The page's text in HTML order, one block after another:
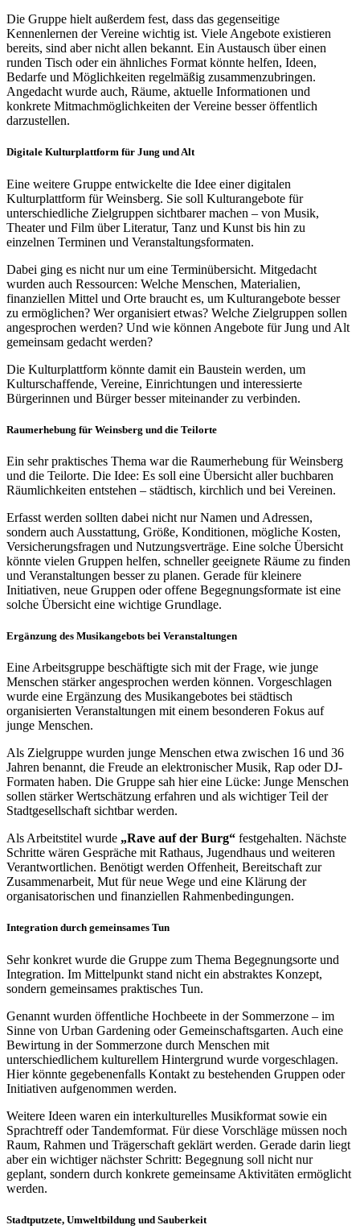
Die Gruppe hielt außerdem fest, dass das gegenseitige
Kennenlernen der Vereine wichtig ist. Viele Angebote existieren
bereits, sind aber nicht allen bekannt. Ein Austausch über einen
runden Tisch oder ein ähnliches Format könnte helfen, Ideen,
Bedarfe und Möglichkeiten regelmäßig zusammenzubringen.
Angedacht wurde auch, Räume, aktuelle Informationen und
konkrete Mitmachmöglichkeiten der Vereine besser öffentlich
darzustellen.
Digitale Kulturplattform für Jung und Alt
Eine weitere Gruppe entwickelte die Idee einer digitalen
Kulturplattform für Weinsberg. Sie soll Kulturangebote für
unterschiedliche Zielgruppen sichtbarer machen – von Musik,
Theater und Film über Literatur, Tanz und Kunst bis hin zu
einzelnen Terminen und Veranstaltungsformaten.
Dabei ging es nicht nur um eine Terminübersicht. Mitgedacht
wurden auch Ressourcen: Welche Menschen, Materialien,
finanziellen Mittel und Orte braucht es, um Kulturangebote besser
zu ermöglichen? Wer organisiert etwas? Welche Zielgruppen sollen
angesprochen werden? Und wie können Angebote für Jung und Alt
gemeinsam gedacht werden?
Die Kulturplattform könnte damit ein Baustein werden, um
Kulturschaffende, Vereine, Einrichtungen und interessierte
Bürgerinnen und Bürger besser miteinander zu verbinden.
Raumerhebung für Weinsberg und die Teilorte
Ein sehr praktisches Thema war die Raumerhebung für Weinsberg
und die Teilorte. Die Idee: Es soll eine Übersicht aller buchbaren
Räumlichkeiten entstehen – städtisch, kirchlich und bei Vereinen.
Erfasst werden sollten dabei nicht nur Namen und Adressen,
sondern auch Ausstattung, Größe, Konditionen, mögliche Kosten,
Versicherungsfragen und Nutzungsverträge. Eine solche Übersicht
könnte vielen Gruppen helfen, schneller geeignete Räume zu finden
und Veranstaltungen besser zu planen. Gerade für kleinere
Initiativen, neue Gruppen oder offene Begegnungsformate ist eine
solche Übersicht eine wichtige Grundlage.
Ergänzung des Musikangebots bei Veranstaltungen
Eine Arbeitsgruppe beschäftigte sich mit der Frage, wie junge
Menschen stärker angesprochen werden können. Vorgeschlagen
wurde eine Ergänzung des Musikangebotes bei städtisch
organisierten Veranstaltungen mit einem besonderen Fokus auf
junge Menschen.
Als Zielgruppe wurden junge Menschen etwa zwischen 16 und 36
Jahren benannt, die Freude an elektronischer Musik, Rap oder DJ-
Formaten haben. Die Gruppe sah hier eine Lücke: Junge Menschen
sollen stärker Wertschätzung erfahren und als wichtiger Teil der
Stadtgesellschaft sichtbar werden.
Als Arbeitstitel wurde „Rave auf der Burg“ festgehalten. Nächste
Schritte wären Gespräche mit Rathaus, Jugendhaus und weiteren
Verantwortlichen. Benötigt werden Offenheit, Bereitschaft zur
Zusammenarbeit, Mut für neue Wege und eine Klärung der
organisatorischen und finanziellen Rahmenbedingungen.
Integration durch gemeinsames Tun
Sehr konkret wurde die Gruppe zum Thema Begegnungsorte und
Integration. Im Mittelpunkt stand nicht ein abstraktes Konzept,
sondern gemeinsames praktisches Tun.
Genannt wurden öffentliche Hochbeete in der Sommerzone – im
Sinne von Urban Gardening oder Gemeinschaftsgarten. Auch eine
Bewirtung in der Sommerzone durch Menschen mit
unterschiedlichem kulturellem Hintergrund wurde vorgeschlagen.
Hier könnte gegebenenfalls Kontakt zu bestehenden Gruppen oder
Initiativen aufgenommen werden.
Weitere Ideen waren ein interkulturelles Musikformat sowie ein
Sprachtreff oder Tandemformat. Für diese Vorschläge müssen noch
Raum, Rahmen und Trägerschaft geklärt werden. Gerade darin liegt
aber ein wichtiger nächster Schritt: Begegnung soll nicht nur
geplant, sondern durch konkrete gemeinsame Aktivitäten ermöglicht
werden.
Stadtputzete, Umweltbildung und Sauberkeit